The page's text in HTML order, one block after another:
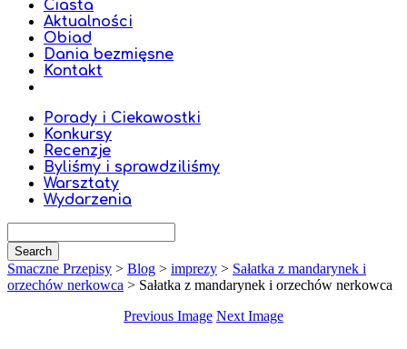
Ciasta
Aktualności
Obiad
Dania bezmięsne
Kontakt
Porady i Ciekawostki
Konkursy
Recenzje
Byliśmy i sprawdziliśmy
Warsztaty
Wydarzenia
Smaczne Przepisy > Blog > imprezy > Sałatka z mandarynek i
orzechów nerkowca > Sałatka z mandarynek i orzechów nerkowca
Previous Image Next Image